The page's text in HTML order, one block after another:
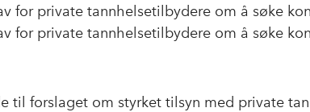
for private tannhelsetilbydere om å søke
for private tannhelsetilbydere om å søke
til forslaget om styrket tilsyn med private